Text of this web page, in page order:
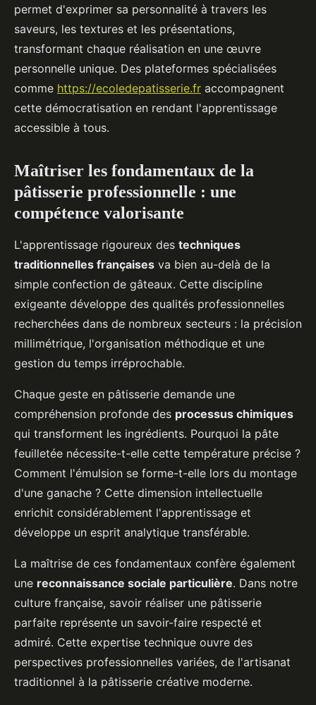
permet d'exprimer sa personnalité à travers les
saveurs, les textures et les présentations,
transformant chaque réalisation en une œuvre
personnelle unique. Des plateformes spécialisées
comme https://ecoledepatisserie.fr accompagnent
cette démocratisation en rendant l'apprentissage
accessible à tous.
Maîtriser les fondamentaux de la
pâtisserie professionnelle : une
compétence valorisante
L'apprentissage rigoureux des techniques
traditionnelles françaises va bien au-delà de la
simple confection de gâteaux. Cette discipline
exigeante développe des qualités professionnelles
recherchées dans de nombreux secteurs : la précision
millimétrique, l'organisation méthodique et une
gestion du temps irréprochable.
Chaque geste en pâtisserie demande une
compréhension profonde des processus chimiques
qui transforment les ingrédients. Pourquoi la pâte
feuilletée nécessite-t-elle cette température précise ?
Comment l'émulsion se forme-t-elle lors du montage
d'une ganache ? Cette dimension intellectuelle
enrichit considérablement l'apprentissage et
développe un esprit analytique transférable.
La maîtrise de ces fondamentaux confère également
une reconnaissance sociale particulière. Dans notre
culture française, savoir réaliser une pâtisserie
parfaite représente un savoir-faire respecté et
admiré. Cette expertise technique ouvre des
perspectives professionnelles variées, de l'artisanat
traditionnel à la pâtisserie créative moderne.